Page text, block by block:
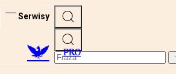
Serwisy
PRO